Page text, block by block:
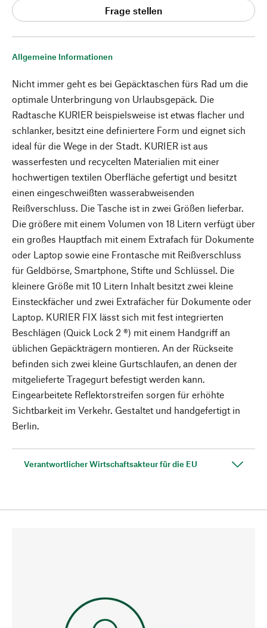
Allgemeine Informationen
Nicht immer geht es bei Gepäcktaschen fürs Rad um die
optimale Unterbringung von Urlaubsgepäck. Die
Radtasche KURIER beispielsweise ist etwas flacher und
schlanker, besitzt eine definiertere Form und eignet sich
ideal für die Wege in der Stadt. KURIER ist aus
wasserfesten und recycelten Materialien mit einer
hochwertigen textilen Oberfläche gefertigt und besitzt
einen eingeschweißten wasserabweisenden
Reißverschluss. Die Tasche ist in zwei Größen lieferbar.
Die größere mit einem Volumen von 18 Litern verfügt über
ein großes Hauptfach mit einem Extrafach für Dokumente
oder Laptop sowie eine Frontasche mit Reißverschluss
für Geldbörse, Smartphone, Stifte und Schlüssel. Die
kleinere Größe mit 10 Litern Inhalt besitzt zwei kleine
Einsteckfächer und zwei Extrafächer für Dokumente oder
Laptop. KURIER FIX lässt sich mit fest integrierten
Beschlägen (Quick Lock 2 ®) mit einem Handgriff an
üblichen Gepäckträgern montieren. An der Rückseite
befinden sich zwei kleine Gurtschlaufen, an denen der
mitgelieferte Tragegurt befestigt werden kann.
Eingearbeitete Reflektorstreifen sorgen für erhöhte
Sichtbarkeit im Verkehr. Gestaltet und handgefertigt in
Berlin.
Verantwortlicher Wirtschaftsakteur für die EU
Frage stellen